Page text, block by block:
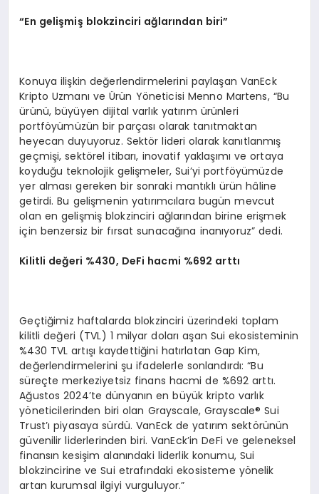
“En gelişmiş blokzinciri ağlarından biri”
Konuya ilişkin değerlendirmelerini paylaşan VanEck
Kripto Uzmanı ve Ürün Yöneticisi Menno Martens, “Bu
ürünü, büyüyen dijital varlık yatırım ürünleri
portföyümüzün bir parçası olarak tanıtmaktan
heyecan duyuyoruz. Sektör lideri olarak kanıtlanmış
geçmişi, sektörel itibarı, inovatif yaklaşımı ve ortaya
koyduğu teknolojik gelişmeler, Sui’yi portföyümüzde
yer alması gereken bir sonraki mantıklı ürün hâline
getirdi. Bu gelişmenin yatırımcılara bugün mevcut
olan en gelişmiş blokzinciri ağlarından birine erişmek
için benzersiz bir fırsat sunacağına inanıyoruz” dedi.
Kilitli değeri %430, DeFi hacmi %692 arttı
Geçtiğimiz haftalarda blokzinciri üzerindeki toplam
kilitli değeri (TVL) 1 milyar doları aşan Sui ekosisteminin
%430 TVL artışı kaydettiğini hatırlatan Gap Kim,
değerlendirmelerini şu ifadelerle sonlandırdı: “Bu
süreçte merkeziyetsiz finans hacmi de %692 arttı.
Ağustos 2024’te dünyanın en büyük kripto varlık
yöneticilerinden biri olan Grayscale, Grayscale® Sui
Trust’ı piyasaya sürdü. VanEck de yatırım sektörünün
güvenilir liderlerinden biri. VanEck’in DeFi ve geleneksel
finansın kesişim alanındaki liderlik konumu, Sui
blokzincirine ve Sui etrafındaki ekosisteme yönelik
artan kurumsal ilgiyi vurguluyor.”